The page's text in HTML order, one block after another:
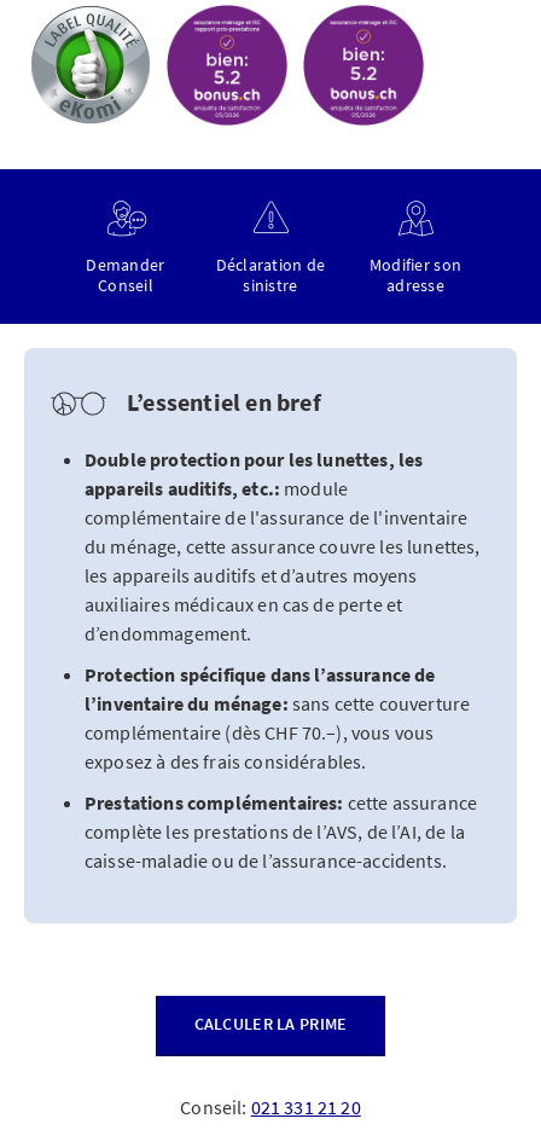
Demander
Conseil
Déclaration de
sinistre
Modifier son
adresse
L’essentiel en bref
Double protection pour les lunettes, les
appareils auditifs, etc.: module
complémentaire de l'assurance de l'inventaire
du ménage, cette assurance couvre les lunettes,
les appareils auditifs et d’autres moyens
auxiliaires médicaux en cas de perte et
d’endommagement.
Protection spécifique dans l’assurance de
l’inventaire du ménage: sans cette couverture
complémentaire (dès CHF 70.–), vous vous
exposez à des frais considérables.
Prestations complémentaires: cette assurance
complète les prestations de l’AVS, de l’AI, de la
caisse-maladie ou de l’assurance-accidents.
CALCULER LA PRIME
Conseil: 021 331 21 20